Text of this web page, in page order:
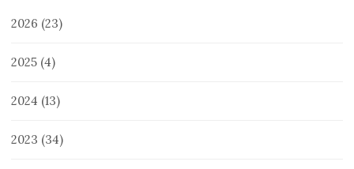
2026 (23)
2025 (4)
2024 (13)
2023 (34)